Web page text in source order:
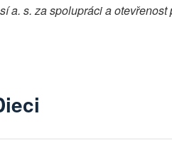
a. s. za spolupráci a otevřenost